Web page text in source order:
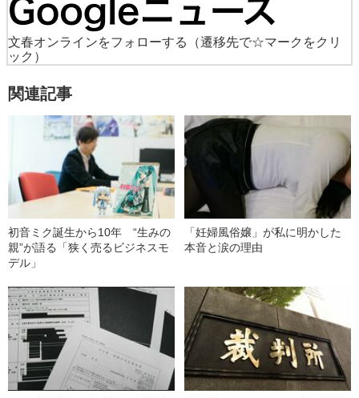
文春オンラインをフォローする
（遷移先で☆マークをクリ
ック）
関連記事
初音ミク誕生から10年 “生みの
親”が語る「狭く売るビジネスモ
デル」
「妊婦風俗嬢」が私に明かした
本音と涙の理由